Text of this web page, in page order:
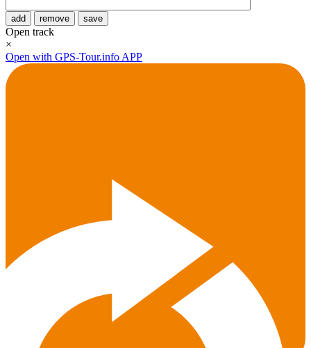
add remove save
Open track
×
Open with GPS-Tour.info APP